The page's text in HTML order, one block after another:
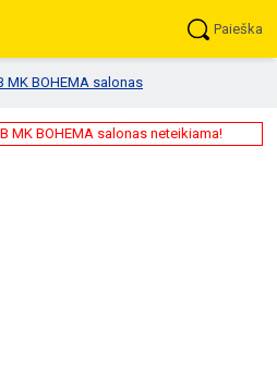
Paieška
MK BOHEMA salonas
MK BOHEMA salonas neteikiama!